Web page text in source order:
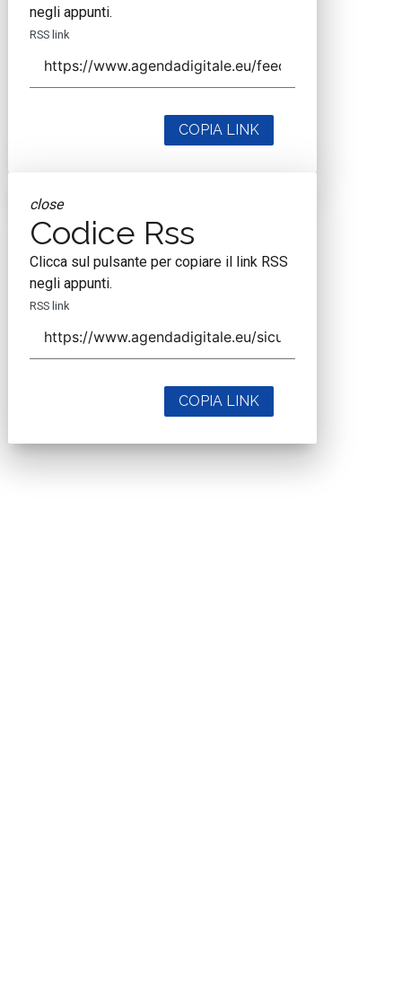
negli appunti.
RSS link
COPIA LINK
close
Codice Rss
Clicca sul pulsante per copiare il link RSS
negli appunti.
RSS link
COPIA LINK